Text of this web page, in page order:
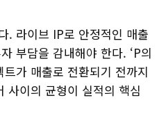
. 라이브 IP로 안정적인 매출
부담을 감내해야 한다. ‘P의
가 매출로 전환되기 전까지
사이의 균형이 실적의 핵심